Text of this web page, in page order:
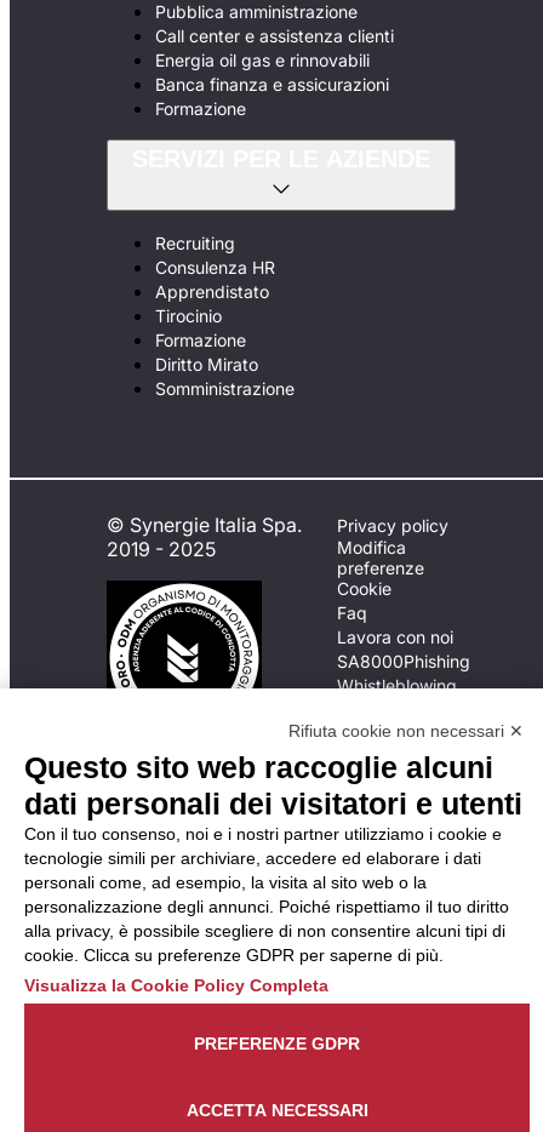
Pubblica amministrazione
Call center e assistenza clienti
Energia oil gas e rinnovabili
Banca finanza e assicurazioni
Formazione
Recruiting
Consulenza HR
Apprendistato
Tirocinio
Formazione
Diritto Mirato
Somministrazione
© Synergie Italia Spa.
2019 - 2025
In caso di
inadempimento da parte
della ApL delle
disposizioni
del Codice di Condotta, è
possibile presentare un
reclamo
all’Organismo di
Monitoraggio utilizzando
una delle modalità
indirizzo web
Privacy policy
Modifica
preferenze
Cookie
Faq
Lavora con noi
SA8000Phishing
Whistleblowing
Rifiuta cookie non necessari ✕
Questo sito web raccoglie alcuni
dati personali dei visitatori e utenti
Con il tuo consenso, noi e i nostri partner utilizziamo i cookie e
tecnologie simili per archiviare, accedere ed elaborare i dati
personali come, ad esempio, la visita al sito web o la
personalizzazione degli annunci. Poiché rispettiamo il tuo diritto
alla privacy, è possibile scegliere di non consentire alcuni tipi di
cookie. Clicca su preferenze GDPR per saperne di più.
Visualizza la Cookie Policy Completa
ACCETTA NECESSARI
PREFERENZE GDPR